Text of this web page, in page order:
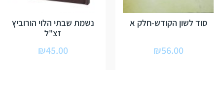
סוד לשון הקודש-חלק א
₪56.00
נשמת שבתי הלוי הורוביץ
זצ"ל
₪45.00